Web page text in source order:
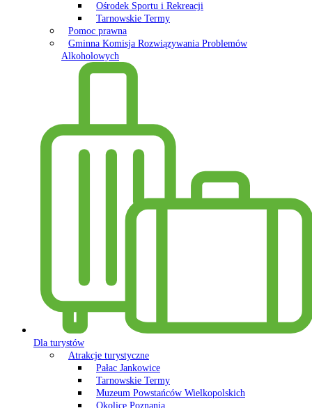
Ośrodek Sportu i Rekreacji
Tarnowskie Termy
Pomoc prawna
Gminna Komisja Rozwiązywania Problemów
Alkoholowych
Dla turystów
Atrakcje turystyczne
Pałac Jankowice
Tarnowskie Termy
Muzeum Powstańców Wielkopolskich
Okolice Poznania